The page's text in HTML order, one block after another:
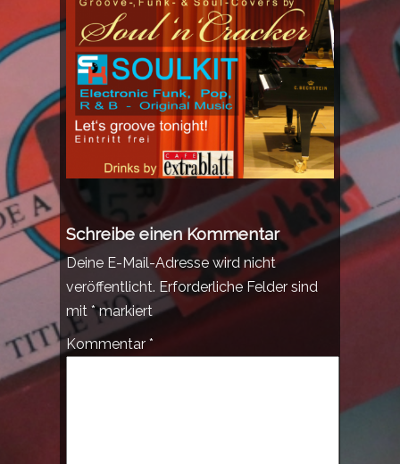
Schreibe einen Kommentar
Deine E-Mail-Adresse wird nicht
veröffentlicht. Erforderliche Felder sind
mit *markiert
Kommentar *